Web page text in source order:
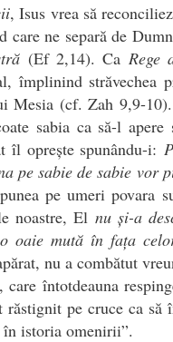
, Isus vrea să
care ne separă de
(Ef 2,14). Ca Rege
împlinind străvechea
Mesia (cf. Zah 9,9-
sabia ca să-l
îl oprește spunându-i:
pe sabie de sabie vor
pe umeri povara
noastre, Elnu și-a
oaie mută în fața
nu a combătut
care întotdeauna
răstignit pe cruce ca
istoria omenirii”.